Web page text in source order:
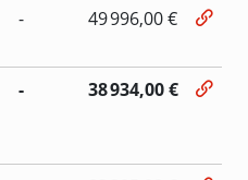
- 49 996,00 €
- 38 934,00 €